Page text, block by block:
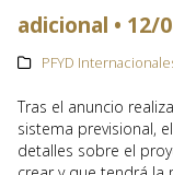
adicional • 12/
PFYD
Tras el anuncio
sistema previsional,
detalles sobre el